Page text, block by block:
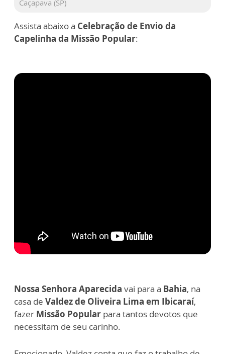
Caçapava (SP)
Assista abaixo a Celebração de Envio da
Capelinha da Missão Popular:
Nossa Senhora Aparecida vai para a Bahia, na
casa de Valdez de Oliveira Lima em Ibicaraí,
fazer Missão Popular para tantos devotos que
necessitam de seu carinho.